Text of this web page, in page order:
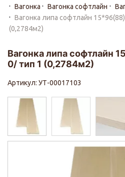
Вагонка
Вагонка софтлайн
Вагонка липа софтлайн
(0,2784м2)
Вагонка липа софтлайн
0/ тип 1 (0,2784м2)
Артикул: УТ-00017103